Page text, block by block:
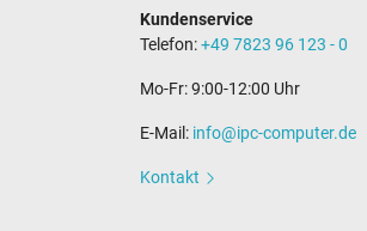
Kundenservice
Telefon:+49 7823 96 123 - 0
Mo-Fr: 9:00-12:00 Uhr
E-Mail: info@ipc-computer.de
Kontakt